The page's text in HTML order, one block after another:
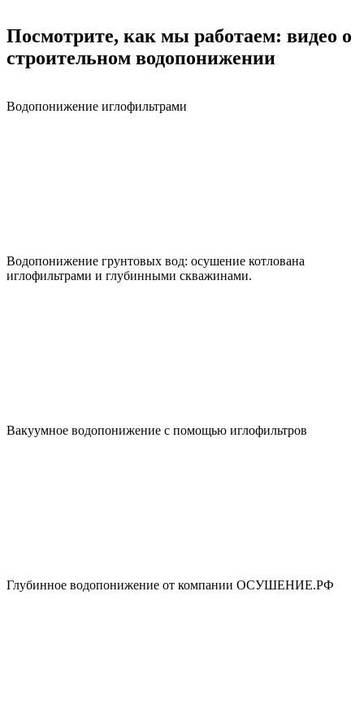
Посмотрите, как мы работаем: видео о
строительном водопонижении
Водопонижение иглофильтрами
Водопонижение грунтовых вод: осушение котлована
иглофильтрами и глубинными скважинами.
Вакуумное водопонижение с помощью иглофильтров
Глубинное водопонижение от компании ОСУШЕНИЕ.РФ